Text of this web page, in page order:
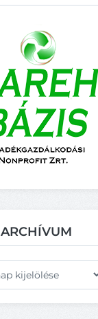
ARCHÍVUM